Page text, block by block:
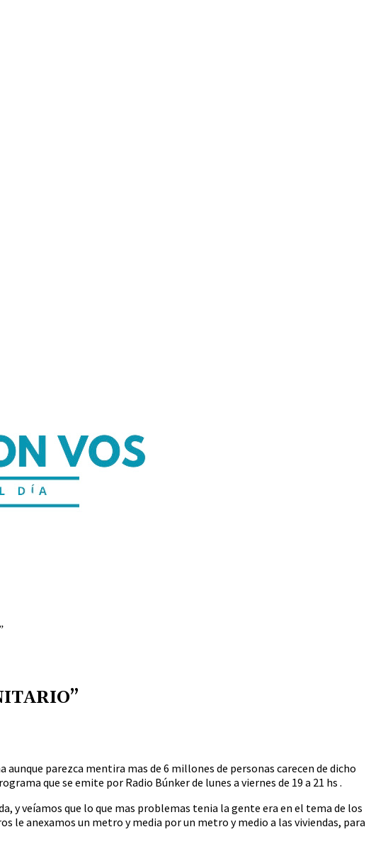
parezca mentira mas de 6 millones de personas carecen de dicho
que se emite por Radio Búnker de lunes a viernes de 19 a 21 hs .
y veíamos que lo que mas problemas tenia la gente era en el tema de los
le anexamos un metro y media por un metro y medio a las viviendas, para